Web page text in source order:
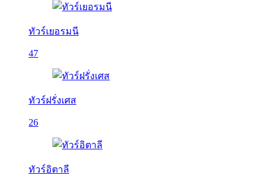
ทัวร์เยอรมนี
47
ทัวร์ฝรั่งเศส
26
ทัวร์อิตาลี